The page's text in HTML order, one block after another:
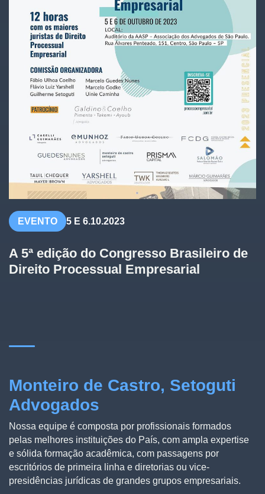
EVENTO 5 E 6.10.2023
A 5ª edição do Congresso Brasileiro de
Direito Processual Empresarial
Monteiro de Castro, Setoguti
Advogados
Nossa equipe é composta por profissionais formados
pelas melhores instituições do País, com ampla expertise
e sólida formação acadêmica, com passagens por
escritórios de primeira linha e diretorias ou vice-
presidências jurídicas de grandes grupos empresariais.